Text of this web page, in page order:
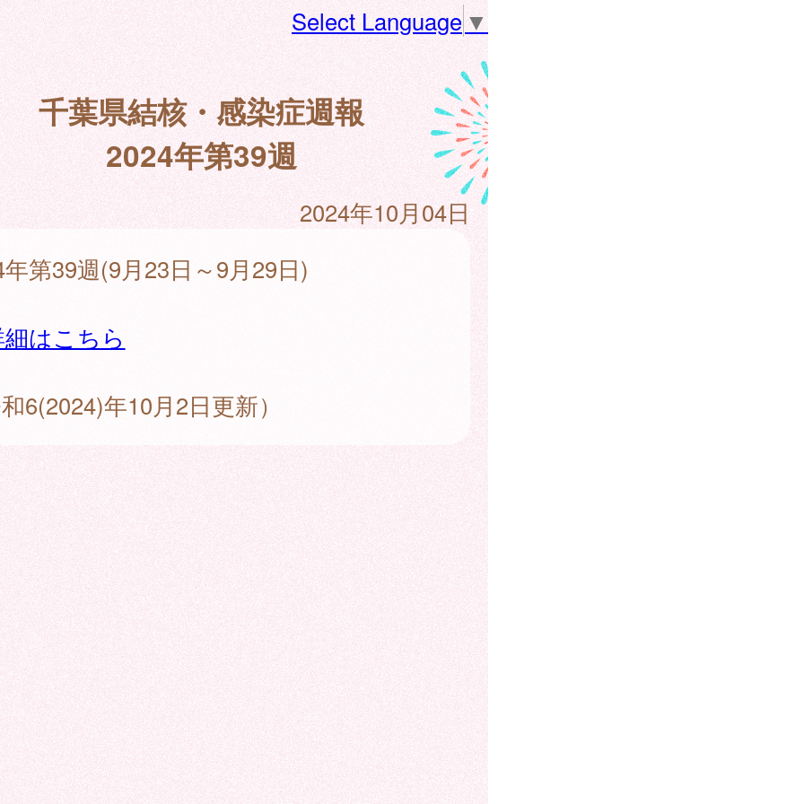
Select Language▼
千葉県結核・感染症週報
2024年第39週
2024年10月04日
第39週(9月23日～9月29日)
はこちら
6(2024)年10月2日更新）